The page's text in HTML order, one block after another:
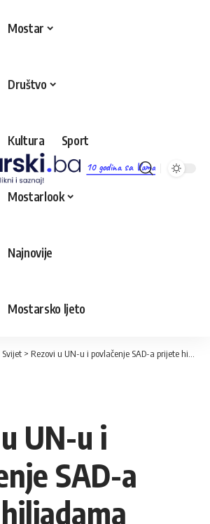
10 godina sa Vama
Mostar
Društvo
Kultura Sport
Mostarlook
Najnovije
Mostarsko ljeto
Svijet > Rezovi u UN-u i povlačenje SAD-a prijete hiljadama radnih mjesta u Ženevi
UN-u i
SAD-a